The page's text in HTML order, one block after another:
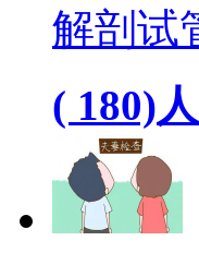
解剖试
( 180)